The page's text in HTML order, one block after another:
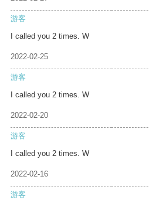
游客
I called you 2 times. W
2022-02-25
游客
I called you 2 times. W
2022-02-20
游客
I called you 2 times. W
2022-02-16
游客